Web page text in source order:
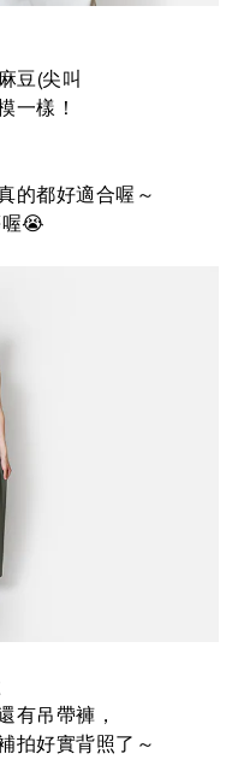
豆(尖叫
一樣！
的都好適合喔～
😭
有吊帶褲，
拍好實背照了～